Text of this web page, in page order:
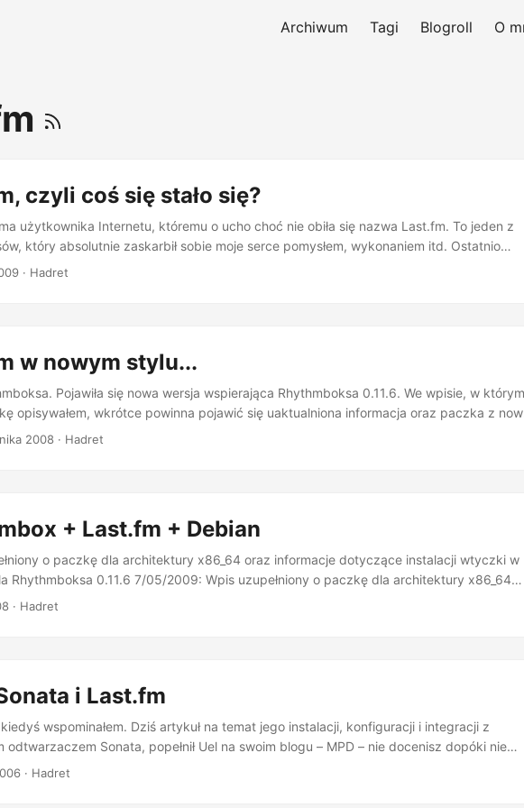
Archiwum Tagi Blogroll O
czyli coś się stało się?
użytkownika Internetu, któremu o ucho choć nie obiła się nazwa Last.fm. To jeden z
który absolutnie zaskarbił sobie moje serce pomysłem, wykonaniem itd. Ostatnio
światek obiegła informacja, iż jedna z jego podstawowych funkcjonalności (radia,
· Hadret
w nowym stylu...
Pojawiła się nowa wersja wspierająca Rhythmboksa 0.11.6. We wpisie, w którym
opisywałem, wkrótce powinna pojawić się uaktualniona informacja oraz paczka z
Testing/Sid x86_64 (:
2008 · Hadret
+ Last.fm + Debian
o paczkę dla architektury x86_64 oraz informacje dotyczące instalacji wtyczki w
Rhythmboksa 0.11.6 7/05/2009: Wpis uzupełniony o paczkę dla architektury x86_64
dotyczące instalacji wtyczki w Debianie dla Rhythmboksa 0.12.0 Takich serwisów jak
· Hadret
i Last.fm
wspominałem. Dziś artykuł na temat jego instalacji, konfiguracji i integracji z
odtwarzaczem Sonata, popełnił Uel na swoim blogu – MPD – nie docenisz dopóki nie
chciałem skupić się na bardziej prozaicznej sprawie, jaką jest integracja MPD z
· Hadret